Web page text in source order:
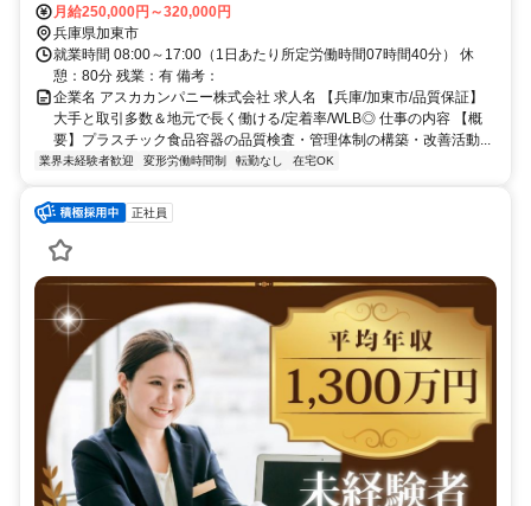
品質保証業務をご経験に応じてお任せ致します。
月給250,000円～320,000円
兵庫県加東市
就業時間 08:00～17:00（1日あたり所定労働時間07時間40分） 休
憩：80分 残業：有 備考：
企業名 アスカカンパニー株式会社 求人名 【兵庫/加東市/品質保証】
大手と取引多数＆地元で長く働ける/定着率/WLB◎ 仕事の内容 【概
要】プラスチック食品容器の品質検査・管理体制の構築・改善活動...
業界未経験者歓迎 変形労働時間制 転勤なし 在宅OK
正社員